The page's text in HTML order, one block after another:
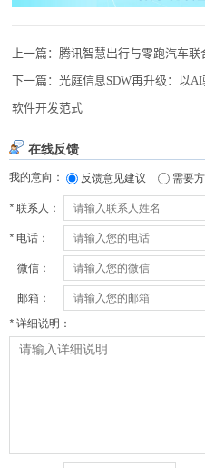
上一篇：腾讯智慧出行与零跑汽车联
下一篇：光庭信息SDW再升级：以
软件开发范式